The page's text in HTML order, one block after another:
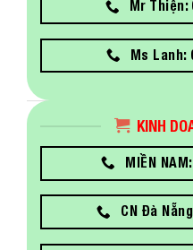
Mr Thiện:
Ms Lanh:
KINH
MIỀN
CN Đà